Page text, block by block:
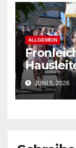
ALLGEMEIN
JUNI 5, 2026